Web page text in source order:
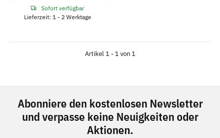
Sofort verfügbar
Lieferzeit: 1 - 2 Werktage
Artikel 1 - 1 von 1
Abonniere den kostenlosen Newsletter
und verpasse keine Neuigkeiten oder
Aktionen.